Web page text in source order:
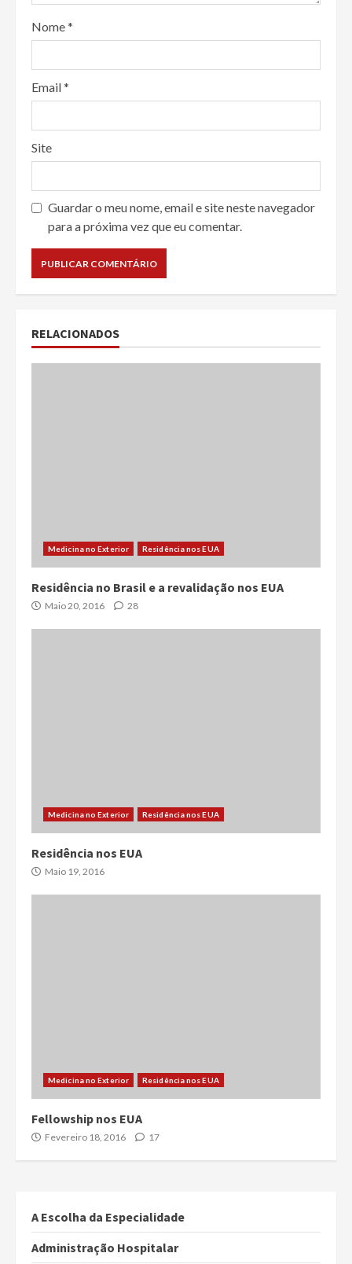
Nome*
Email*
Site
Guardar o meu nome, email e site neste navegador
para a próxima vez que eu comentar.
RELACIONADOS
Medicina no Exterior Residência nos EUA
Residência no Brasil e a revalidação nos EUA
Maio 20, 2016 28
Medicina no Exterior Residência nos EUA
Residência nos EUA
Maio 19, 2016
Medicina no Exterior Residência nos EUA
Fellowship nos EUA
Fevereiro 18, 2016 17
A Escolha da Especialidade
Administração Hospitalar